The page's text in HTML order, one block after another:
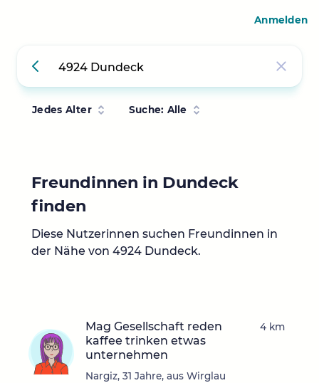
Jedes Alter Suche: Alle
Freundinnen in Dundeck
finden
Diese Nutzerinnen suchen Freundinnen in
der Nähe von 4924 Dundeck.
Mag Gesellschaft reden
kaffee trinken etwas
unternehmen
Nargiz, 31 Jahre, aus Wirglau
4 km
Anmelden